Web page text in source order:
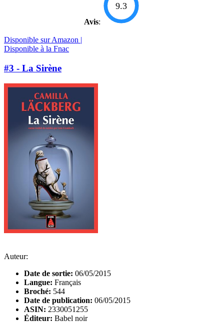
Avis:
9.3
Disponible sur Amazon |
Disponible à la Fnac
#3 - La Sirène
Auteur:
Date de sortie: 06/05/2015
Langue: Français
Broché: 544
Date de publication: 06/05/2015
ASIN: 2330051255
Éditeur: Babel noir